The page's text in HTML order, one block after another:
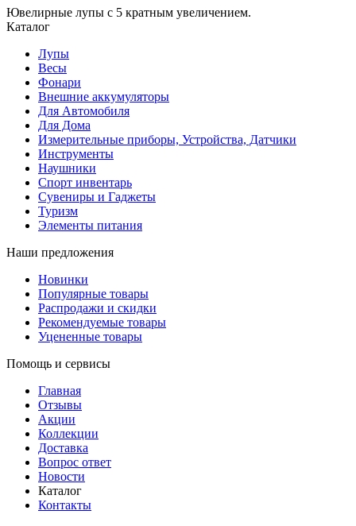
Ювелирные лупы с 5 кратным увеличением.
Каталог
Лупы
Весы
Фонари
Внешние аккумуляторы
Для Автомобиля
Для Дома
Измерительные приборы, Устройства, Датчики
Инструменты
Наушники
Спорт инвентарь
Сувениры и Гаджеты
Туризм
Элементы питания
Наши предложения
Новинки
Популярные товары
Распродажи и скидки
Рекомендуемые товары
Уцененные товары
Помощь и сервисы
Главная
Отзывы
Акции
Коллекции
Доставка
Вопрос ответ
Новости
Каталог
Контакты